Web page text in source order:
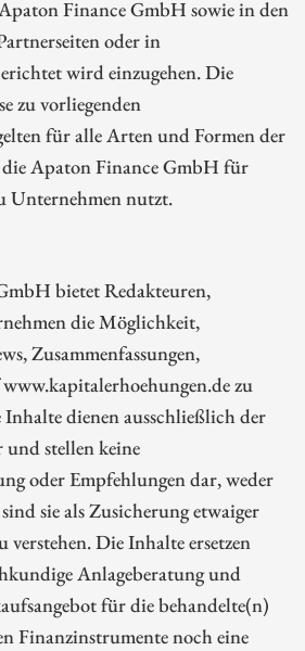
Finance GmbH sowie in den
oder in
wird einzugehen. Die
zu vorliegenden
für alle Arten und Formen der
Apaton Finance GmbH für
Unternehmen nutzt.
bietet Redakteuren,
die Möglichkeit,
Zusammenfassungen,
zu
dienen ausschließlich der
stellen keine
oder Empfehlungen dar, weder
sie als Zusicherung etwaiger
Die Inhalte ersetzen
Anlageberatung und
für die behandelte(n)
Finanzinstrumente noch eine